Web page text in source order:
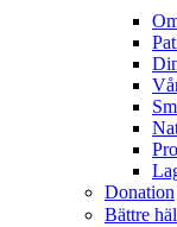
Donation
Bättre